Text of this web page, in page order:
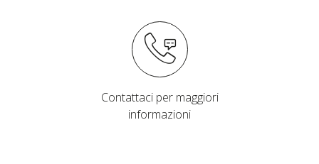
Contattaci per maggiori
informazioni